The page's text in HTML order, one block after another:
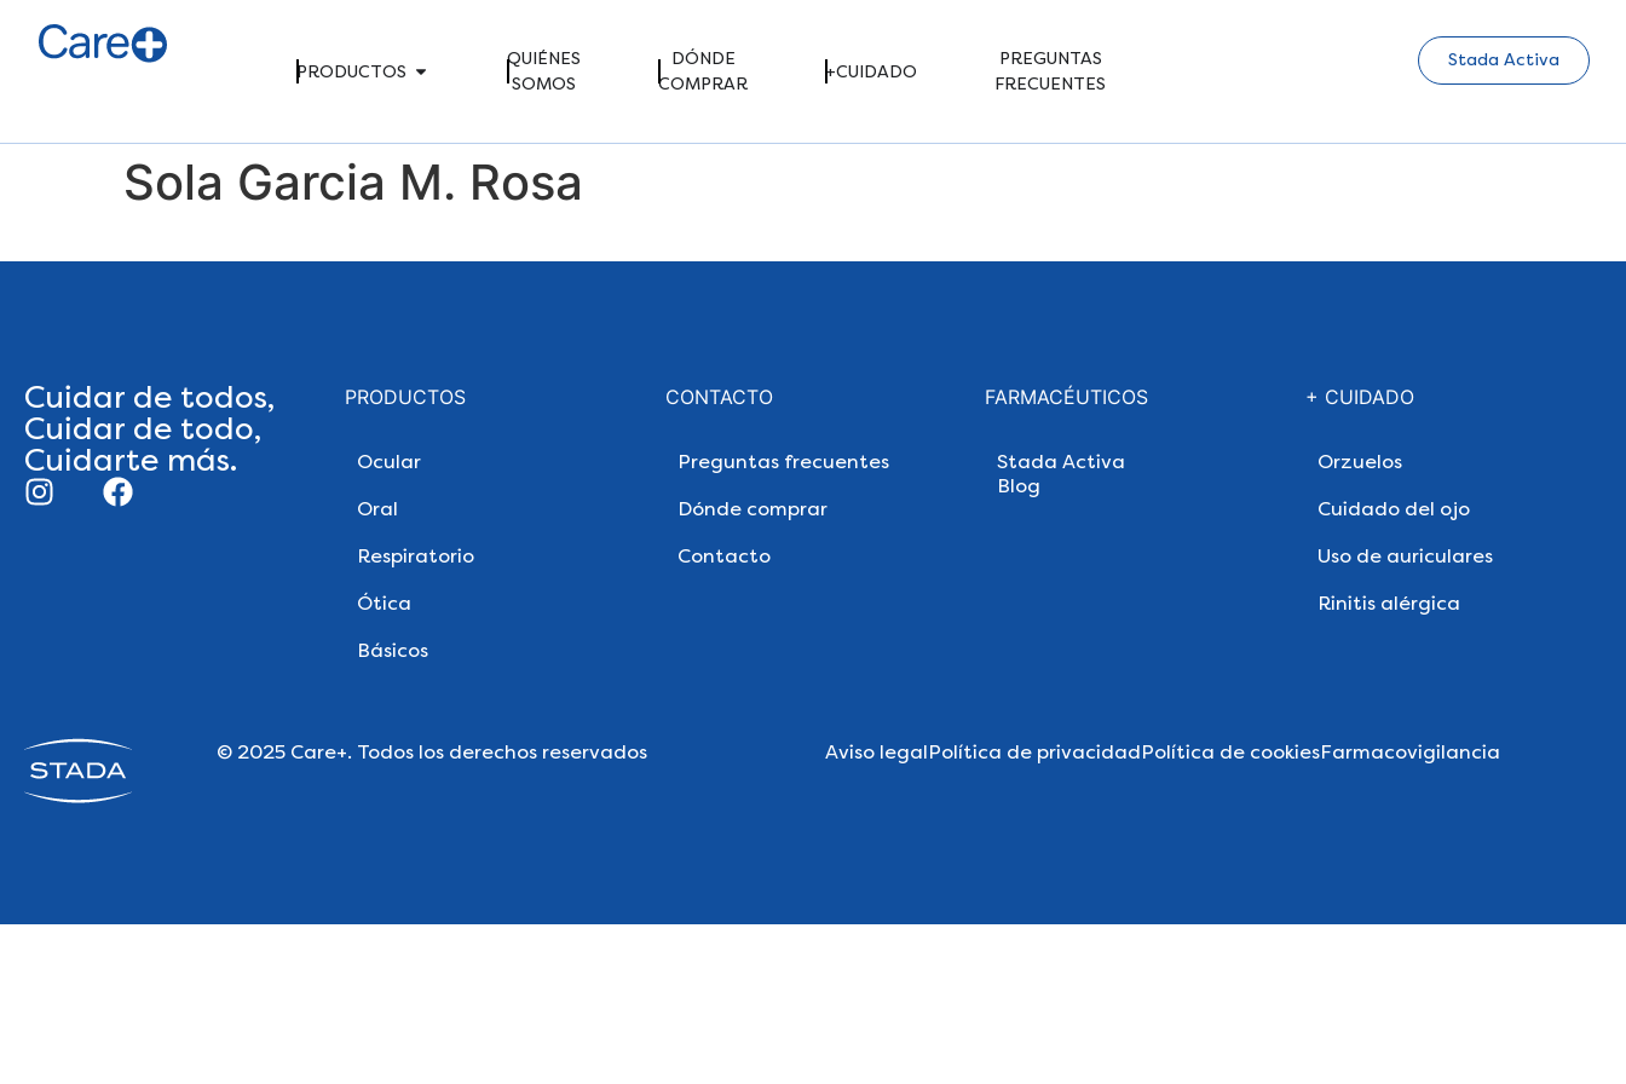
PRODUCTOS
QUIÉNES
SOMOS
DÓNDE
COMPRAR
+CUIDADO
PREGUNTAS
FRECUENTES
Stada Activa
Sola Garcia M. Rosa
Cuidar de todos,
Cuidar de todo,
Cuidarte más.
PRODUCTOS
Ocular
Oral
Respiratorio
Ótica
Básicos
CONTACTO
Preguntas frecuentes
Dónde comprar
Contacto
FARMACÉUTICOS
Stada Activa
Blog
+ CUIDADO
Orzuelos
Cuidado del ojo
Uso de auriculares
Rinitis alérgica
© 2025 Care+. Todos los derechos reservados Aviso legalPolítica de privacidadPolítica de cookiesFarmacovigilancia